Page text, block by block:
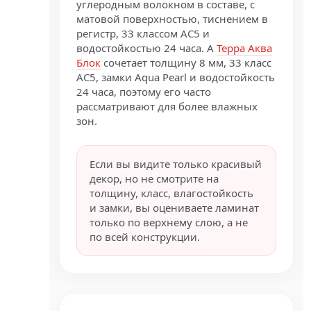
углеродным волокном в составе, с
матовой поверхностью, тиснением в
регистр, 33 классом AC5 и
водостойкостью 24 часа. АТерра Аква
Блок сочетает толщину 8 мм, 33 класс
AC5, замки Aqua Pearl и водостойкость
24 часа, поэтому его часто
рассматривают для более влажных
зон.
Если вы видите только красивый
декор, но не смотрите на
толщину, класс, влагостойкость
и замки, вы оцениваете ламинат
только по верхнему слою, а не
по всей конструкции.